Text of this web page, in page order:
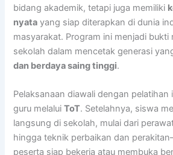
bidang akademik, tetapi juga memiliki
nyata yang siap diterapkan di dunia
masyarakat. Program ini menjadi bukti
sekolah dalam mencetak generasi
dan berdaya saing tinggi.
Pelaksanaan diawali dengan pelatihan
guru melaluiToT. Setelahnya, siswa
langsung di sekolah, mulai dari
hingga teknik perbaikan dan
peserta siap bekerja atau membuka